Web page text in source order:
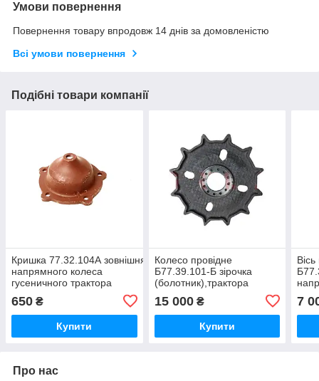
Умови повернення
Повернення товару впродовж 14 днів за домовленістю
Всі умови повернення
Подібні товари компанії
Кришка 77.32.104А зовнішня
напрямного колеса
гусеничного трактора
ДТ-75, ДТ-75Н, ДТ-75М,
ДТ-75МВ, ДТ-75НБ
650 ₴
Купити
Колесо провідне
Б77.39.101-Б зірочка
(болотник),трактора
15 000₴
Купити
ДТ-
7
Про нас